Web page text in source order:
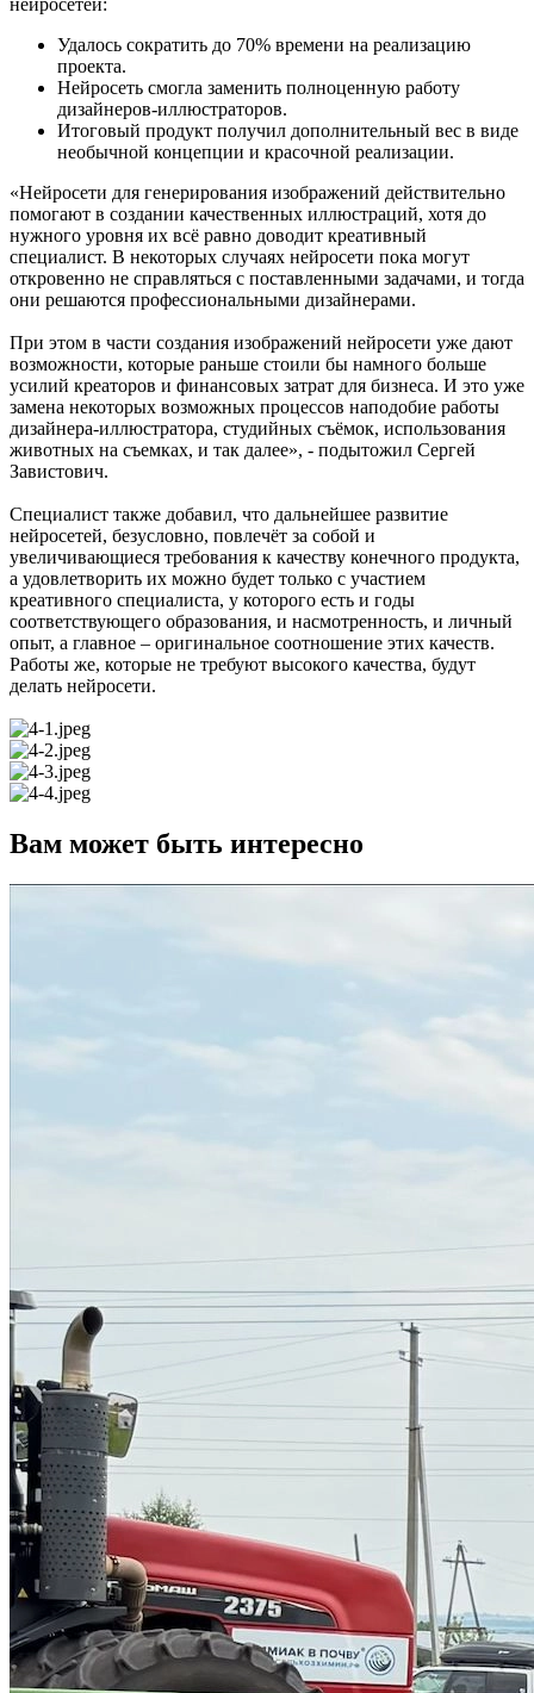
Удалось сократить до 70% времени на реализацию
проекта.
Нейросеть смогла заменить полноценную работу
дизайнеров-иллюстраторов.
Итоговый продукт получил дополнительный вес в виде
необычной концепции и красочной реализации.
«Нейросети для генерирования изображений действительно
помогают в создании качественных иллюстраций, хотя до
нужного уровня их всё равно доводит креативный
специалист. В некоторых случаях нейросети пока могут
откровенно не справляться с поставленными задачами, и тогда
они решаются профессиональными дизайнерами.
При этом в части создания изображений нейросети уже дают
возможности, которые раньше стоили бы намного больше
усилий креаторов и финансовых затрат для бизнеса. И это уже
замена некоторых возможных процессов наподобие работы
дизайнера-иллюстратора, студийных съёмок, использования
животных на съемках, и так далее», - подытожил Сергей
Завистович.
Специалист также добавил, что дальнейшее развитие
нейросетей, безусловно, повлечёт за собой и
увеличивающиеся требования к качеству конечного продукта,
а удовлетворить их можно будет только с участием
креативного специалиста, у которого есть и годы
соответствующего образования, и насмотренность, и личный
опыт, а главное – оригинальное соотношение этих качеств.
Работы же, которые не требуют высокого качества, будут
делать нейросети.
Вам может быть интересно